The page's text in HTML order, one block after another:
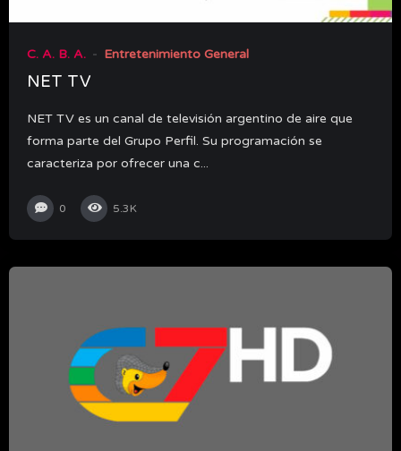
C. A. B. A. Entretenimiento General
NET TV
NET TV es un canal de televisión argentino de aire que
forma parte del Grupo Perfil. Su programación se
caracteriza por ofrecer una c...
0 5.3K